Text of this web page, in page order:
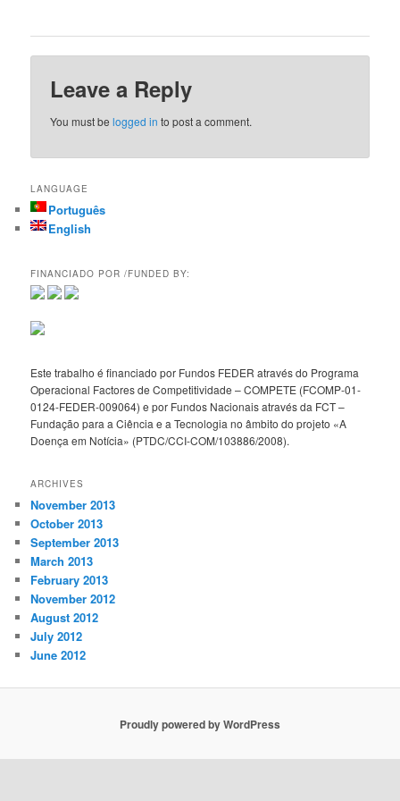
Leave a Reply
You must belogged in to post a comment.
LANGUAGE
Português
English
FINANCIADO POR /FUNDED BY:
Este trabalho é financiado por Fundos FEDER através do Programa
Operacional Factores de Competitividade – COMPETE (FCOMP-01-
0124-FEDER-009064) e por Fundos Nacionais através da FCT –
Fundação para a Ciência e a Tecnologia no âmbito do projeto «A
Doença em Notícia» (PTDC/CCI-COM/103886/2008).
ARCHIVES
November 2013
October 2013
September 2013
March 2013
February 2013
November 2012
August 2012
July 2012
June 2012
Proudly powered by WordPress